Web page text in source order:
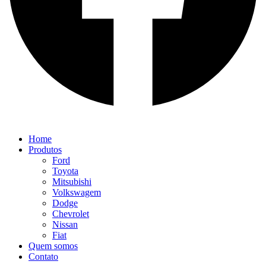
Home
Produtos
Ford
Toyota
Mitsubishi
Volkswagem
Dodge
Chevrolet
Nissan
Fiat
Quem somos
Contato